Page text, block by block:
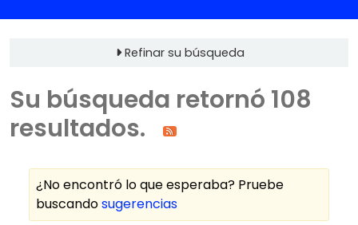
Refinar su búsqueda
Su búsqueda retornó 108
resultados.
¿No encontró lo que esperaba? Pruebe
buscandosugerencias